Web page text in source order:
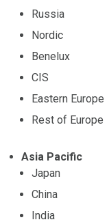
Russia
Nordic
Benelux
CIS
Eastern Europe
Rest of Europe
Asia Pacific
Japan
China
India